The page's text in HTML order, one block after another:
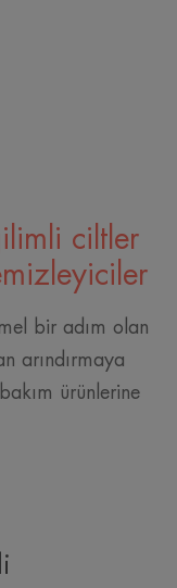
ciltler
bir adım olan
arındırmaya
ürünlerine